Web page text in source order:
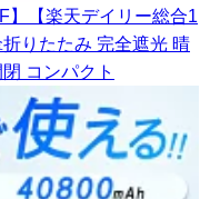
】【楽天デイリー総合1
りたたみ 完全遮光 晴
コンパクト